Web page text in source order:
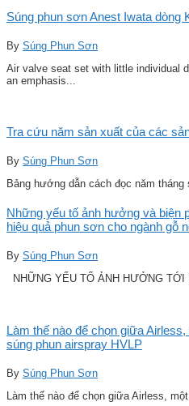
Súng phun sơn Anest Iwata dòng
By Súng Phun Sơn
Air valve seat set with little individual
an emphasis...
Tra cứu năm sản xuất của các
By Súng Phun Sơn
Bảng hướng dẫn cách đọc năm tháng
Những yếu tố ảnh hưởng và biện
hiệu quả phun sơn cho ngành gỗ
By Súng Phun Sơn
NHỮNG YẾU TỐ ẢNH HƯỞNG TỚI
Làm thế nào để chọn giữa
súng phun airspray HVLP
By Súng Phun Sơn
Làm thế nào để chọn giữa Airless,